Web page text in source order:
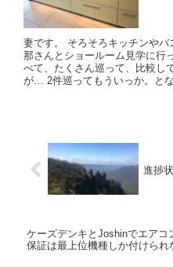
妻です。 そろそろキッチンやバ
那さんとショールーム見学に行
べて、たくさん巡って、比較し
が… 2件巡ってもういっか。とな
進捗
ケーズデンキとJoshinでエアコ
保証は最上位機種しか付けられ